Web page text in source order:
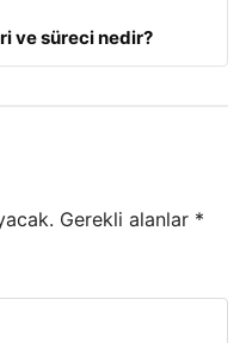
ve süreci nedir?
Gerekli alanlar *